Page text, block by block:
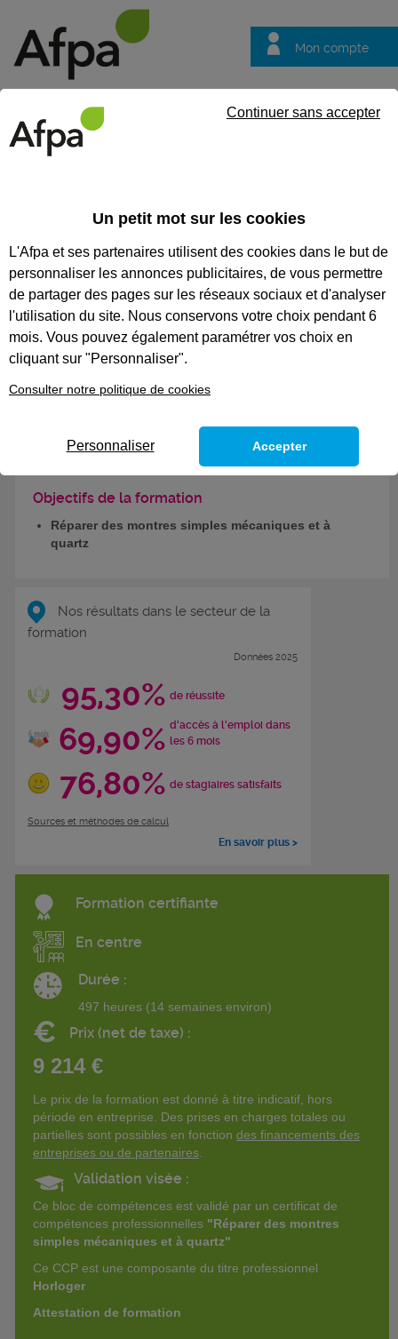
Mon compte
questions
RÉPARER DES MONTRES
SIMPLES MÉCANIQUES ET À
QUARTZ - BLOC DE
COMPÉTENCES DU TITRE
PROFESSIONNEL HORLOGER
Objectifs de la formation
Réparer des montres simples mécaniques et à
quartz
Nos résultats dans le secteur de la
formation
Données 2025
95,30% de réussite
69,90% d'accès à l'emploi dans
les 6 mois
76,80% de stagiaires satisfaits
Sources et méthodes de calcul
En savoir plus >
Formation certifiante
En centre
Durée :
497 heures (14 semaines environ)
€ Prix (net de taxe) :
9 214 €
Le prix de la formation est donné à titre indicatif, hors
période en entreprise. Des prises en charges totales ou
partielles sont possibles en fonction des financements des
entreprises ou de partenaires
Validation visée :
Ce bloc de compétences est validé par un certificat de
compétences professionnelles "Réparer des montres
simples mécaniques et à quartz"
Ce CCP est une composante du titre professionnel
Horloger
Attestation de formation
Un petit mot sur les cookies
L'Afpa et ses partenaires utilisent des cookies dans le but de
personnaliser les annonces publicitaires, de vous permettre
de partager des pages sur les réseaux sociaux et d'analyser
l'utilisation du site. Nous conservons votre choix pendant 6
mois. Vous pouvez également paramétrer vos choix en
cliquant sur "Personnaliser".
Consulter notre politique de cookies
Continuer sans accepter
Personnaliser Accepter